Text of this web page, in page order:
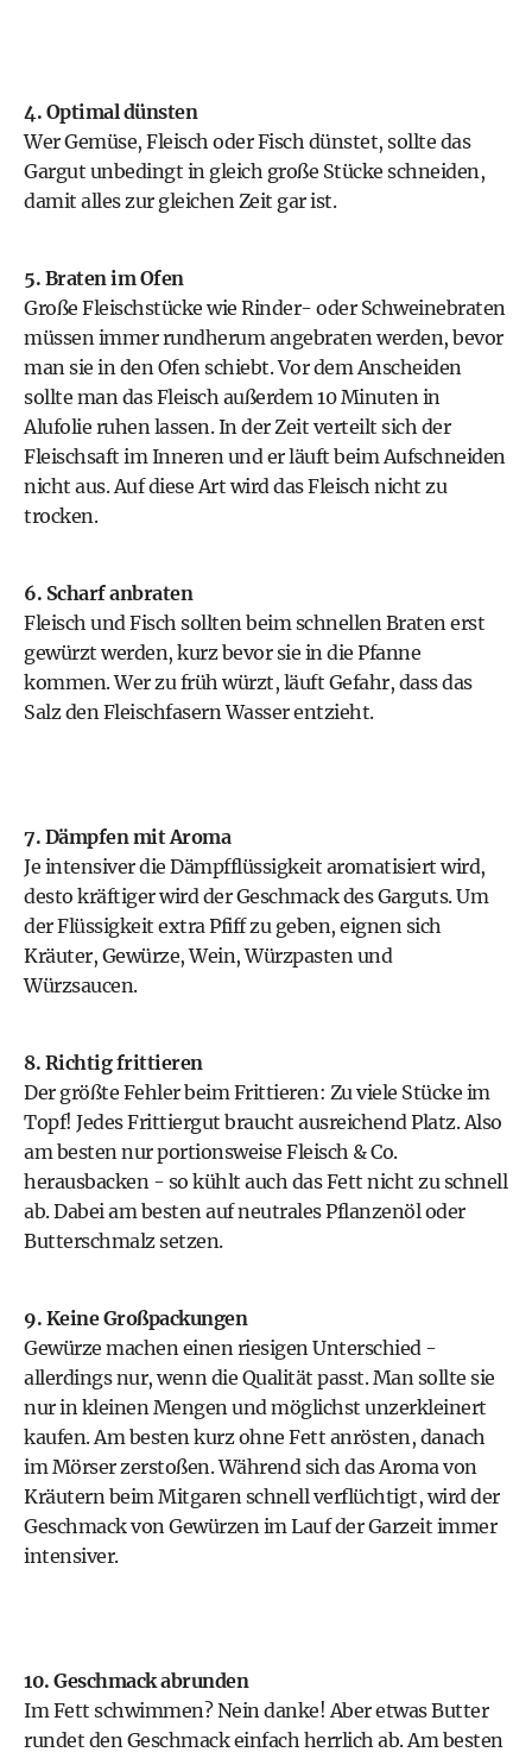
4. Optimal dünsten
Wer Gemüse, Fleisch oder Fisch dünstet, sollte das
Gargut unbedingt in gleich große Stücke schneiden,
damit alles zur gleichen Zeit gar ist.
5. Braten im Ofen
Große Fleischstücke wie Rinder- oder Schweinebraten
müssen immer rundherum angebraten werden, bevor
man sie in den Ofen schiebt. Vor dem Anscheiden
sollte man das Fleisch außerdem 10 Minuten in
Alufolie ruhen lassen. In der Zeit verteilt sich der
Fleischsaft im Inneren und er läuft beim Aufschneiden
nicht aus. Auf diese Art wird das Fleisch nicht zu
trocken.
6. Scharf anbraten
Fleisch und Fisch sollten beim schnellen Braten erst
gewürzt werden, kurz bevor sie in die Pfanne
kommen. Wer zu früh würzt, läuft Gefahr, dass das
Salz den Fleischfasern Wasser entzieht.
7. Dämpfen mit Aroma
Je intensiver die Dämpfflüssigkeit aromatisiert wird,
desto kräftiger wird der Geschmack des Garguts. Um
der Flüssigkeit extra Pfiff zu geben, eignen sich
Kräuter, Gewürze, Wein, Würzpasten und
Würzsaucen.
8. Richtig frittieren
Der größte Fehler beim Frittieren: Zu viele Stücke im
Topf! Jedes Frittiergut braucht ausreichend Platz. Also
am besten nur portionsweise Fleisch & Co.
herausbacken - so kühlt auch das Fett nicht zu schnell
ab. Dabei am besten auf neutrales Pflanzenöl oder
Butterschmalz setzen.
9. Keine Großpackungen
Gewürze machen einen riesigen Unterschied -
allerdings nur, wenn die Qualität passt. Man sollte sie
nur in kleinen Mengen und möglichst unzerkleinert
kaufen. Am besten kurz ohne Fett anrösten, danach
im Mörser zerstoßen. Während sich das Aroma von
Kräutern beim Mitgaren schnell verflüchtigt, wird der
Geschmack von Gewürzen im Lauf der Garzeit immer
intensiver.
10. Geschmack abrunden
Im Fett schwimmen? Nein danke! Aber etwas Butter
rundet den Geschmack einfach herrlich ab. Am besten